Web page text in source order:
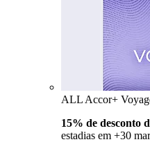
ALL Accor+
15% de desconto
estadias em +30